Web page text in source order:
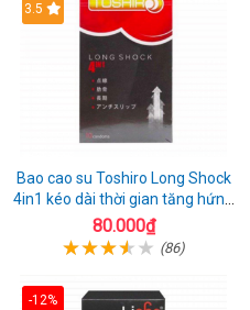
3.5
Bao cao su Toshiro Long Shock
4in1 kéo dài thời gian tăng hứng
thú hộp 10
80.000₫
(86)
-12%